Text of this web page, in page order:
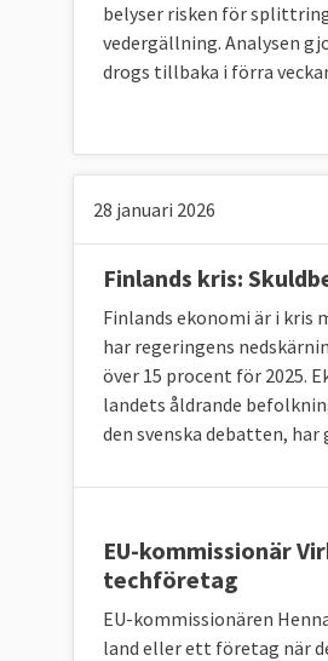
belyser risken för
vedergällning. Analysen
drogs tillbaka i förra
28 januari 2026
Finlands kris:
Finlands ekonomi är i kris
har regeringens
över 15 procent för 2025.
landets åldrande
den svenska debatten, har
EU-kommissionär
techföretag
EU-kommissionären
land eller ett företag när